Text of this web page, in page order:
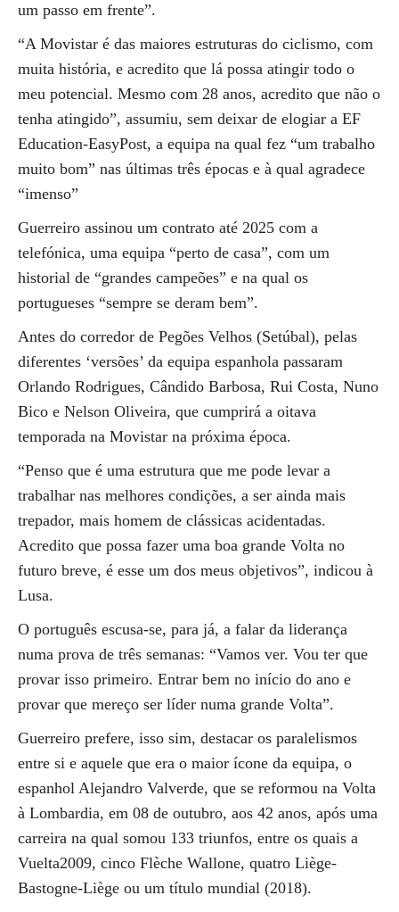
um passo em frente”.
“A Movistar é das maiores estruturas do ciclismo, com
muita história, e acredito que lá possa atingir todo o
meu potencial. Mesmo com 28 anos, acredito que não o
tenha atingido”, assumiu, sem deixar de elogiar a EF
Education-EasyPost, a equipa na qual fez “um trabalho
muito bom” nas últimas três épocas e à qual agradece
“imenso”
Guerreiro assinou um contrato até 2025 com a
telefónica, uma equipa “perto de casa”, com um
historial de “grandes campeões” e na qual os
portugueses “sempre se deram bem”.
Antes do corredor de Pegões Velhos (Setúbal), pelas
diferentes ‘versões’ da equipa espanhola passaram
Orlando Rodrigues, Cândido Barbosa, Rui Costa, Nuno
Bico e Nelson Oliveira, que cumprirá a oitava
temporada na Movistar na próxima época.
“Penso que é uma estrutura que me pode levar a
trabalhar nas melhores condições, a ser ainda mais
trepador, mais homem de clássicas acidentadas.
Acredito que possa fazer uma boa grande Volta no
futuro breve, é esse um dos meus objetivos”, indicou à
Lusa.
O português escusa-se, para já, a falar da liderança
numa prova de três semanas: “Vamos ver. Vou ter que
provar isso primeiro. Entrar bem no início do ano e
provar que mereço ser líder numa grande Volta”.
Guerreiro prefere, isso sim, destacar os paralelismos
entre si e aquele que era o maior ícone da equipa, o
espanhol Alejandro Valverde, que se reformou na Volta
à Lombardia, em 08 de outubro, aos 42 anos, após uma
carreira na qual somou 133 triunfos, entre os quais a
Vuelta2009, cinco Flèche Wallone, quatro Liège-
Bastogne-Liège ou um título mundial (2018).